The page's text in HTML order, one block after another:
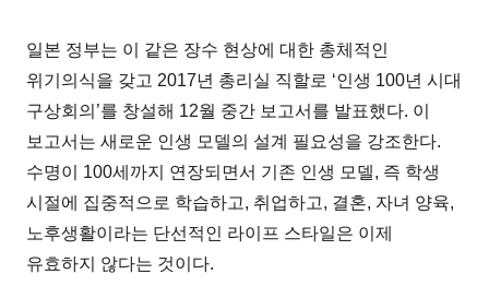
일본 정부는 이 같은 장수 현상에 대한 총체적인
위기의식을 갖고 2017년 총리실 직할로 ‘인생 100년 시대
구상회의’를 창설해 12월 중간 보고서를 발표했다. 이
보고서는 새로운 인생 모델의 설계 필요성을 강조한다.
수명이 100세까지 연장되면서 기존 인생 모델, 즉 학생
시절에 집중적으로 학습하고, 취업하고, 결혼, 자녀 양육,
노후생활이라는 단선적인 라이프 스타일은 이제
유효하지 않다는 것이다.